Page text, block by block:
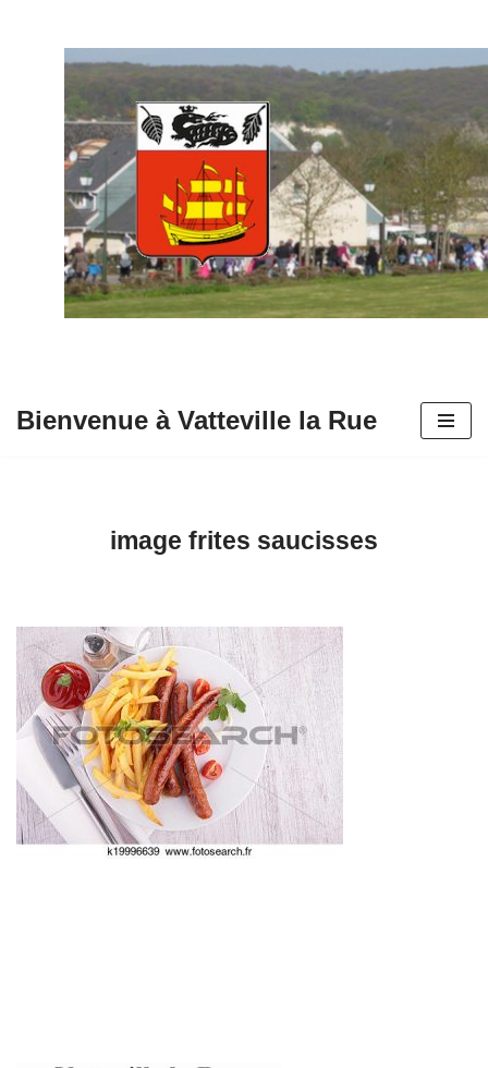
contenu
Bienvenue à Vatteville la Rue
image frites saucisses